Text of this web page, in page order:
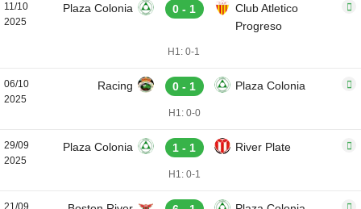
11/10
2025
Plaza Colonia 0 - 1
Club Atletico
Progreso
H1: 0-1
06/10
2025
Racing 0 - 1 Plaza Colonia
H1: 0-0
29/09
2025
Plaza Colonia 1 - 1 River Plate
H1: 0-1
21/09